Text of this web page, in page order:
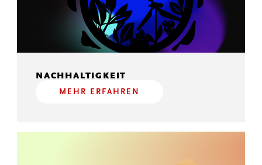
NACHHALTIGKEIT
MEHR ERFAHREN